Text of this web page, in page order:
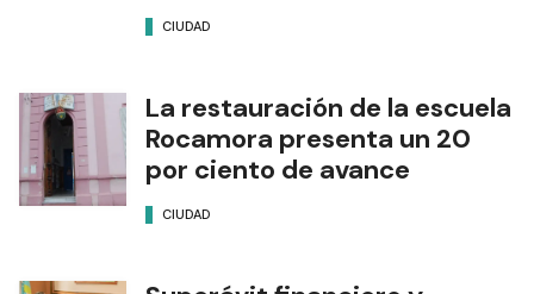
CIUDAD
La restauración de la escuela
Rocamora presenta un 20
por ciento de avance
CIUDAD